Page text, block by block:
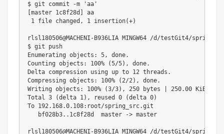
$ git commit -m 'aa'
[master 1c8f28d] aa
1 file changed, 1 insertion(+)
rlsl180506@MACHENI-B936LIA MINGW64 /d/testGit4/
$ git push
Enumerating objects: 5, done.
Counting objects: 100% (5/5), done.
Delta compression using up to 12 threads.
Compressing objects: 100% (2/2), done.
Writing objects: 100% (3/3), 250 bytes | 250.00 KiB/s,
Total 3 (delta 1), reused 0 (delta 0)
To 192.168.0.108:root/spring_src.git
   bf028b3..1c8f28d  master -> master
rlsl180506@MACHENI-B936LIA MINGW64 /d/testGit4/